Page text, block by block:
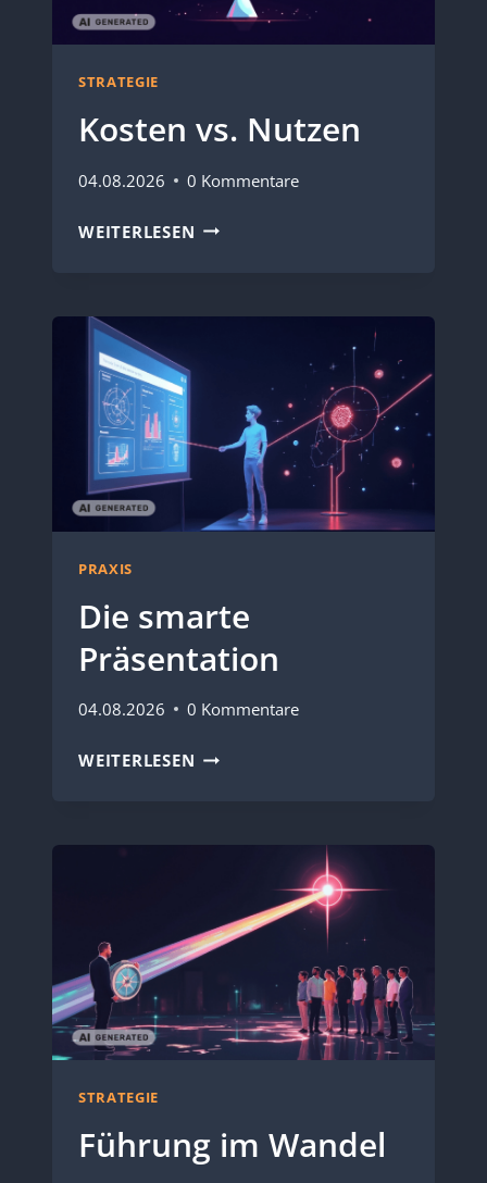
STRATEGIE
Kosten vs. Nutzen
04.08.2026 0 Kommentare
WEITERLESEN KOSTEN
PRAXIS
Die smarte
Präsentation
04.08.2026 0 Kommentare
WEITERLESEN DIE
STRATEGIE
Führung im Wandel